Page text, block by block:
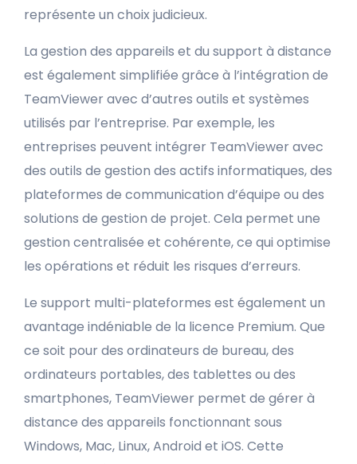
représente un choix judicieux.
La gestion des appareils et du support à distance
est également simplifiée grâce à l’intégration de
TeamViewer avec d’autres outils et systèmes
utilisés par l’entreprise. Par exemple, les
entreprises peuvent intégrer TeamViewer avec
des outils de gestion des actifs informatiques, des
plateformes de communication d’équipe ou des
solutions de gestion de projet. Cela permet une
gestion centralisée et cohérente, ce qui optimise
les opérations et réduit les risques d’erreurs.
Le support multi-plateformes est également un
avantage indéniable de la licence Premium. Que
ce soit pour des ordinateurs de bureau, des
ordinateurs portables, des tablettes ou des
smartphones, TeamViewer permet de gérer à
distance des appareils fonctionnant sous
Windows, Mac, Linux, Android et iOS. Cette